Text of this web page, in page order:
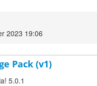
2023 19:06
Pack (v1)
5.0.1